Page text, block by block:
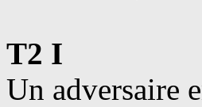
T2 I
Un adversaire